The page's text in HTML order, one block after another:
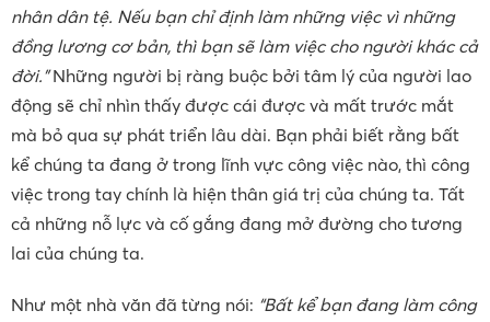
nhân dân tệ. Nếu bạn chỉ định làm những việc vì những
đồng lương cơ bản, thì bạn sẽ làm việc cho người khác cả
đời.”Những người bị ràng buộc bởi tâm lý của người lao
động sẽ chỉ nhìn thấy được cái được và mất trước mắt
mà bỏ qua sự phát triển lâu dài. Bạn phải biết rằng bất
kể chúng ta đang ở trong lĩnh vực công việc nào, thì công
việc trong tay chính là hiện thân giá trị của chúng ta. Tất
cả những nỗ lực và cố gắng đang mở đường cho tương
lai của chúng ta.
Như một nhà văn đã từng nói: “Bất kể bạn đang làm công